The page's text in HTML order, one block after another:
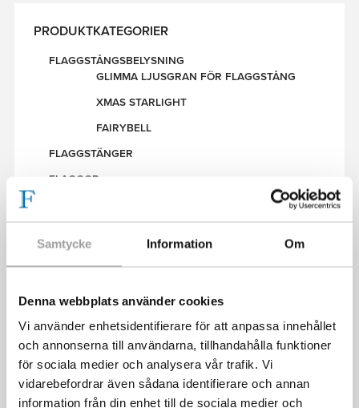
Samtycke Information Om
Denna webbplats använder cookies
Vi använder enhetsidentifierare för att anpassa innehållet
och annonserna till användarna, tillhandahålla funktioner
för sociala medier och analysera vår trafik. Vi
vidarebefordrar även sådana identifierare och annan
information från din enhet till de sociala medier och
PRODUKTKATEGORIER
FLAGGSTÅNGSBELYSNING
GLIMMA LJUSGRAN FÖR FLAGGSTÅNG
XMAS STARLIGHT
FAIRYBELL
FLAGGSTÄNGER
FLAGGOR
PRIDEFLAGGOR
FLAGGSTÅNGSTILLBEHÖR
LJUSSLINGOR FLAGGSTÅNG
ÖVRIGA JULARTIKLAR